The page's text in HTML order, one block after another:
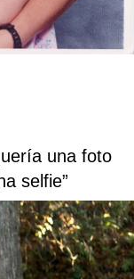
una foto
selfie”